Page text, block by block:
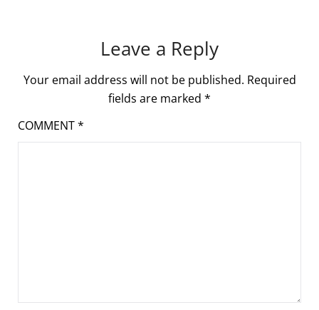
Leave a Reply
Your email address will not be published. Required
fields are marked *
COMMENT*